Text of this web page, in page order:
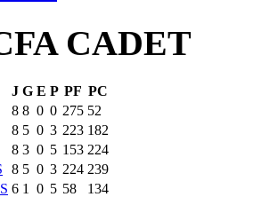
CADET
J G E P PF PC
8 8 0 0 275 52
8 5 0 3 223 182
8 3 0 5 153 224
8 5 0 3 224 239
6 1 0 5 58
134